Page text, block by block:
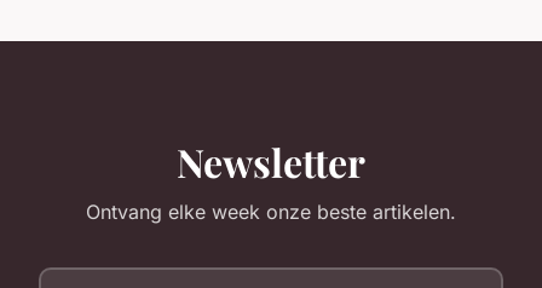
Newsletter
Ontvang elke week onze beste artikelen.